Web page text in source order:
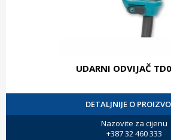
UDARNI ODVIJAČ
DETALJNIJE O
Nazovite za cijenu
+387 32 460 333